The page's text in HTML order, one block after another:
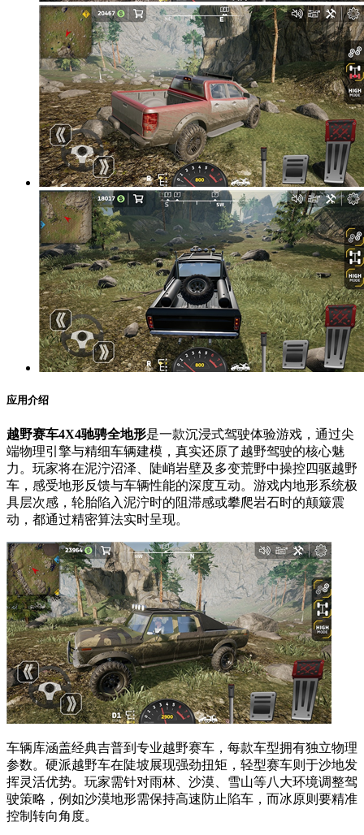
应用介绍
越野赛车4X4驰骋全地形是一款沉浸式驾驶体验游戏，通过尖
端物理引擎与精细车辆建模，真实还原了越野驾驶的核心魅
力。玩家将在泥泞沼泽、陡峭岩壁及多变荒野中操控四驱越野
车，感受地形反馈与车辆性能的深度互动。游戏内地形系统极
具层次感，轮胎陷入泥泞时的阻滞感或攀爬岩石时的颠簸震
动，都通过精密算法实时呈现。
车辆库涵盖经典吉普到专业越野赛车，每款车型拥有独立物理
参数。硬派越野车在陡坡展现强劲扭矩，轻型赛车则于沙地发
挥灵活优势。玩家需针对雨林、沙漠、雪山等八大环境调整驾
驶策略，例如沙漠地形需保持高速防止陷车，而冰原则要精准
控制转向角度。